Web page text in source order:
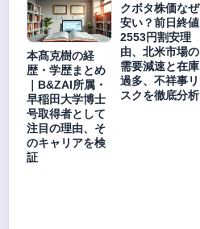
本髙克樹の経
歴・学歴まとめ
｜B&ZAI所属・
早稲田大学博士
号取得者として
注目の理由、そ
のキャリアを検
証
クボタ株価なぜ
安い？前日終値
2553円割安理
由、北米市場の
需要減速と在庫
過多、不祥事リ
スクを徹底分析